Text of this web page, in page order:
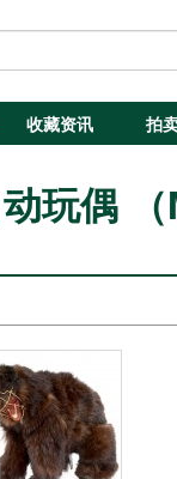
收藏资讯 拍
玩偶